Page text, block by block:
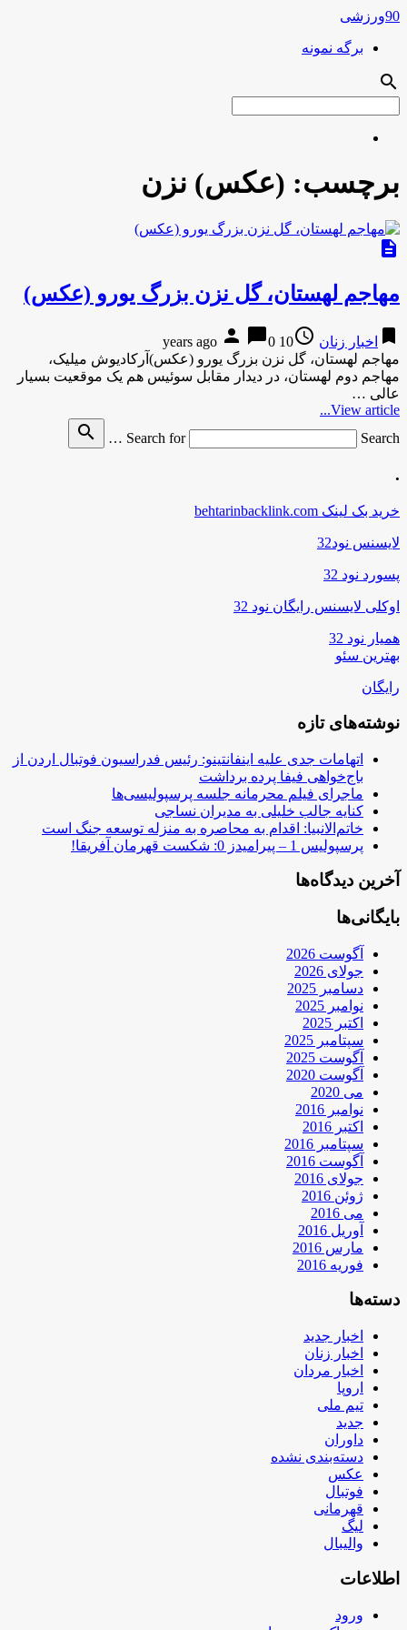
90ورزشی
برگه نمونه
search
برچسب: (عکس) نزن
description
مهاجم لهستان، گل نزن بزرگ یورو (عکس)
bookmark اخبار زنان access_time
10 years ago
person chat_bubble0
مهاجم لهستان، گل نزن بزرگ یورو (عکس)آرکادیوش میلیک،
مهاجم دوم لهستان، در دیدار مقابل سوئیس هم یک موقعیت بسیار
عالی …
View article...
Search for
Search …
search
.
خرید بک لینک behtarinbacklink.com
لایسنس نود32
پسورد نود 32
اوکلی لایسنس رایگان نود 32
همیار نود 32
بهترین سئو
رایگان
نوشته‌های تازه
اتهامات جدی علیه اینفانتینو: رئیس فدراسیون فوتبال اردن از
باج‌خواهی فیفا پرده برداشت
ماجرای فیلم محرمانه جلسه پرسپولیسی‌ها
کنایه جالب خلیلی به مدیران نساجی
خاتم‌الانبیا: اقدام به محاصره به منزله توسعه جنگ است
پرسپولیس 1 – پیرامیدز 0: شکست قهرمان آفریقا!
آخرین دیدگاه‌ها
بایگانی‌ها
آگوست 2026
جولای 2026
دسامبر 2025
نوامبر 2025
اکتبر 2025
سپتامبر 2025
آگوست 2025
آگوست 2020
می 2020
نوامبر 2016
اکتبر 2016
سپتامبر 2016
آگوست 2016
جولای 2016
ژوئن 2016
می 2016
آوریل 2016
مارس 2016
فوریه 2016
دسته‌ها
اخبار جدید
اخبار زنان
اخبار مردان
اروپا
تیم ملی
جدید
داوران
دسته‌بندی نشده
عکس
فوتبال
قهرمانی
لیگ
والیبال
اطلاعات
ورود